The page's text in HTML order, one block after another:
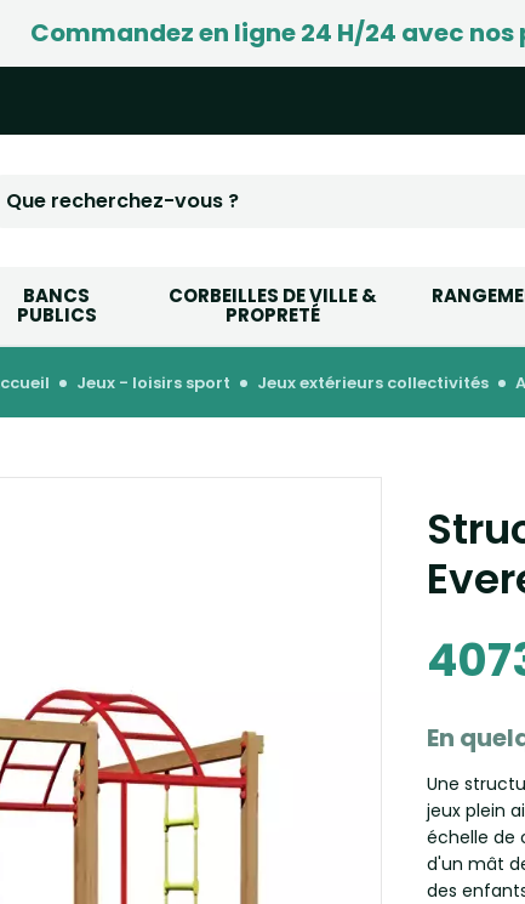
Commandez en ligne 24 H/24 avec
BANCS
PUBLICS
CORBEILLES DE VILLE &
PROPRETÉ
accueil jeux - loisirs sport jeux extérieurs collectivités
En
Une
jeux plein
échelle de
d'un mât
des